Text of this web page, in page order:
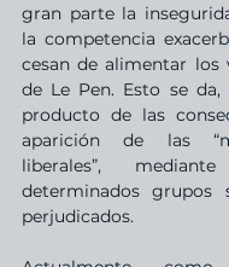
gran parte la
la competencia
cesan de alimentar los
de Le Pen. Esto se
producto de las
aparición de las
liberales”,
determinados grupos
perjudicados.